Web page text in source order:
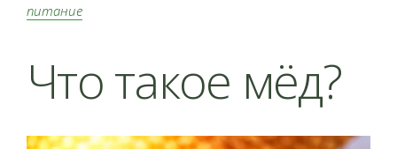
питание
Что такое мёд?